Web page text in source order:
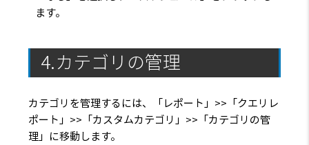
ます。
4.カテゴリの管理
カテゴリを管理するには、
「レポート」>>「クエリレ
ポート」>>「カスタムカテゴリ」>>「カテゴリの管
理」 に移動します。